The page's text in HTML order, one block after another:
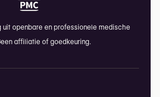
uit openbare en professionele medische
affiliatie of goedkeuring.